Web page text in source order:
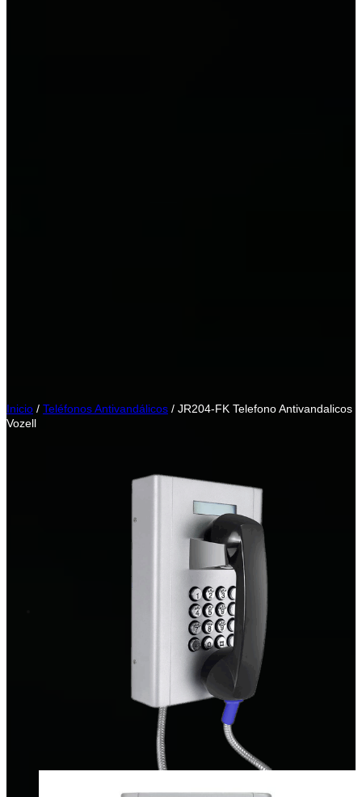
Inicio / Teléfonos Antivandálicos / JR204-FK Telefono Antivandalicos
Vozell